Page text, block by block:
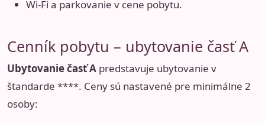
Wi-Fi a parkovanie v cene pobytu.
Cenník pobytu – ubytovanie časť A
Ubytovanie časť A predstavuje ubytovanie v
štandarde ****. Ceny sú nastavené pre minimálne 2
osoby: